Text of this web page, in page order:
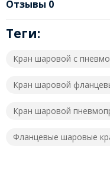
Отзывы 0
Теги:
Кран шаровой с
Кран шаровой
Кран шаровой
Фланцевые шаровые